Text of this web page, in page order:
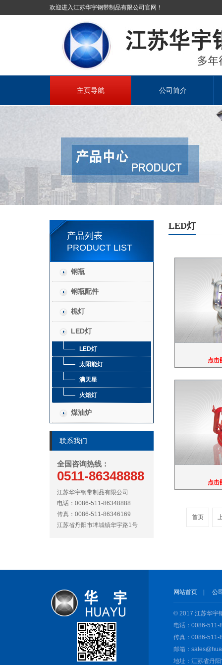
欢迎进入江苏华宇钢带制品有限公司官网！
主页导航 公司简介
产品列表
PRODUCT LIST
钢瓶
钢瓶配件
桅灯
LED灯
LED灯
太阳能灯
满天星
火焰灯
煤油炉
联系我们
全国咨询热线：
0511-86348888
江苏华宇钢带制品有限公司
电话：0086-511-86348888
传真：0086-511-86346169
江苏省丹阳市埤城镇华宇路1号
LED灯
点击
点击
首页
网站首页 公
© 2017 江苏华宇
电话：0086-511-
传真：0086-511-
邮箱：
地址：江苏省丹